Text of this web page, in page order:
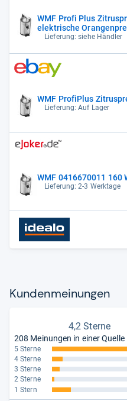
WMF Profi Plus
elektrische
Lieferung: siehe Händler
WMF ProfiPlus
Lieferung: Auf Lager
WMF 0416670011 160
Lieferung: 2-3 Werktage
Kun­den­mei­nun­gen
4,2 Sterne
208 Meinungen in einer Quelle
5 Sterne
4 Sterne
3 Sterne
2 Sterne
1 Stern